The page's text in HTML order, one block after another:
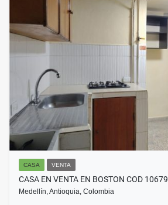
CASA VENTA
CASA EN VENTA EN BOSTON COD 10679
Medellín, Antioquia, Colombia